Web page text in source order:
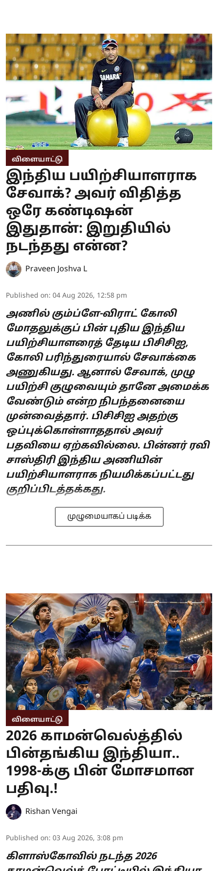
விளையாட்டு
இந்திய பயிற்சியாளராக
சேவாக்? அவர் விதித்த
ஒரே கண்டிஷன்
இதுதான்: இறுதியில்
நடந்தது என்ன?
Praveen Joshva L
Published on: 04 Aug 2026, 12:58 pm
அணில் கும்ப்ளே-விராட் கோலி
மோதலுக்குப் பின் புதிய இந்திய
பயிற்சியாளரைத் தேடிய பிசிசிஐ,
கோலி பரிந்துரையால் சேவாக்கை
அணுகியது. ஆனால் சேவாக், முழு
பயிற்சி குழுவையும் தானே அமைக்க
வேண்டும் என்ற நிபந்தனையை
முன்வைத்தார். பிசிசிஐ அதற்கு
ஒப்புக்கொள்ளாததால் அவர்
பதவியை ஏற்கவில்லை. பின்னர் ரவி
சாஸ்திரி இந்திய அணியின்
பயிற்சியாளராக நியமிக்கப்பட்டது
குறிப்பிடத்தக்கது.
முழுமையாகப் படிக்க
விளையாட்டு
2026 காமன்வெல்த்தில்
பின்தங்கிய இந்தியா..
1998-க்கு பின் மோசமான
பதிவு.!
Rishan Vengai
Published on: 03 Aug 2026, 3:08 pm
கிளாஸ்கோவில் நடந்த 2026